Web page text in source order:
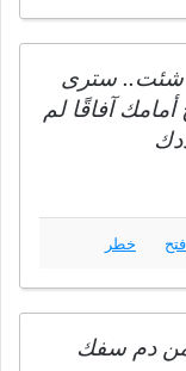
شئت.. سترى
أمامك آفاقًا لم
فتح خطر
من دم سفك